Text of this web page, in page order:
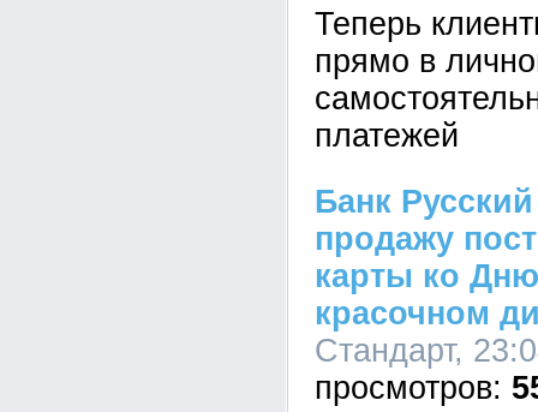
Теперь
прямо в
платежей
Банк
продажу
карты ко
красочном
Стандарт,